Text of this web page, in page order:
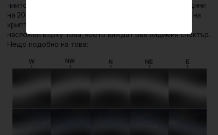
чиито ръководител Klaus Schulten още през 70-те години
на 20-ти век теоретично предсказа съществуването на
криптохромите, птиците виждат магнитен „филтър“,
насложен върху това, което виждат във видимия спектър.
Нещо подобно на това: